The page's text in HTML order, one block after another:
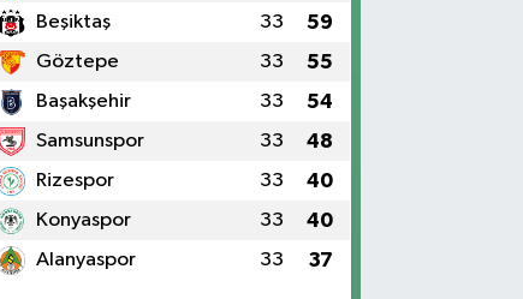
Beşiktaş 33 59
Göztepe 33 55
Başakşehir 33 54
Samsunspor 33 48
Rizespor 33 40
Konyaspor 33 40
Alanyaspor 33 37